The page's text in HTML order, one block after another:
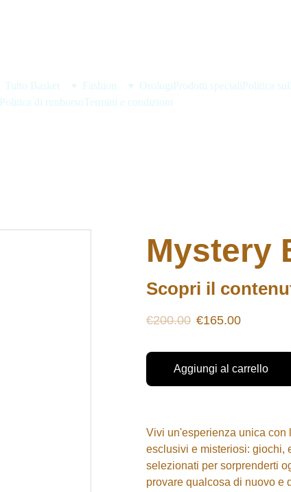
Tutto Basket Fashion OrologiProdotti specialiPolitica
Politica di rimborso Termini e condizioni
Mystery
Scopri il
€200.00 €165.00
Aggiungi al carrello
Vivi un'esperienza unica con
esclusivi e misteriosi: giochi,
selezionati per sorprenderti
provare qualcosa di nuovo e